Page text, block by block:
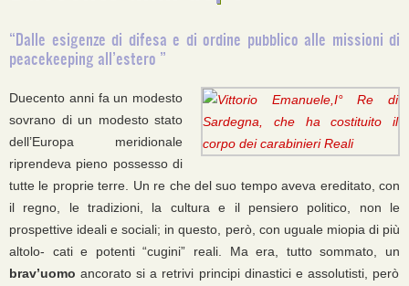
“Dalle esigenze di difesa e di ordine pubblico alle missioni di
peacekeeping all’estero ”
Duecento anni fa un modesto
sovrano di un modesto stato
dell’Europa meridionale
riprendeva pieno possesso di
tutte le proprie terre. Un re che del suo tempo aveva ereditato, con
il regno, le tradizioni, la cultura e il pensiero politico, non le
prospettive ideali e sociali; in questo, però, con uguale miopia di più
altolo- cati e potenti “cugini” reali. Ma era, tutto sommato, un
brav’uomo ancorato si a retrivi principi dinastici e assolutisti, però